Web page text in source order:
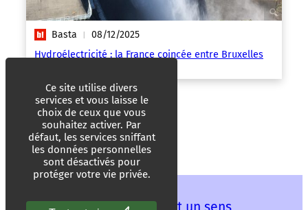
Basta | 08/12/2025
Hydroélectricité : la France coincée entre Bruxelles
Ce site utilise divers
services et vous laisse le
choix de ceux que vous
souhaitez activer. Par
défaut, les services sniffant
les données personnelles
sont désactivés pour
protéger votre vie privée.